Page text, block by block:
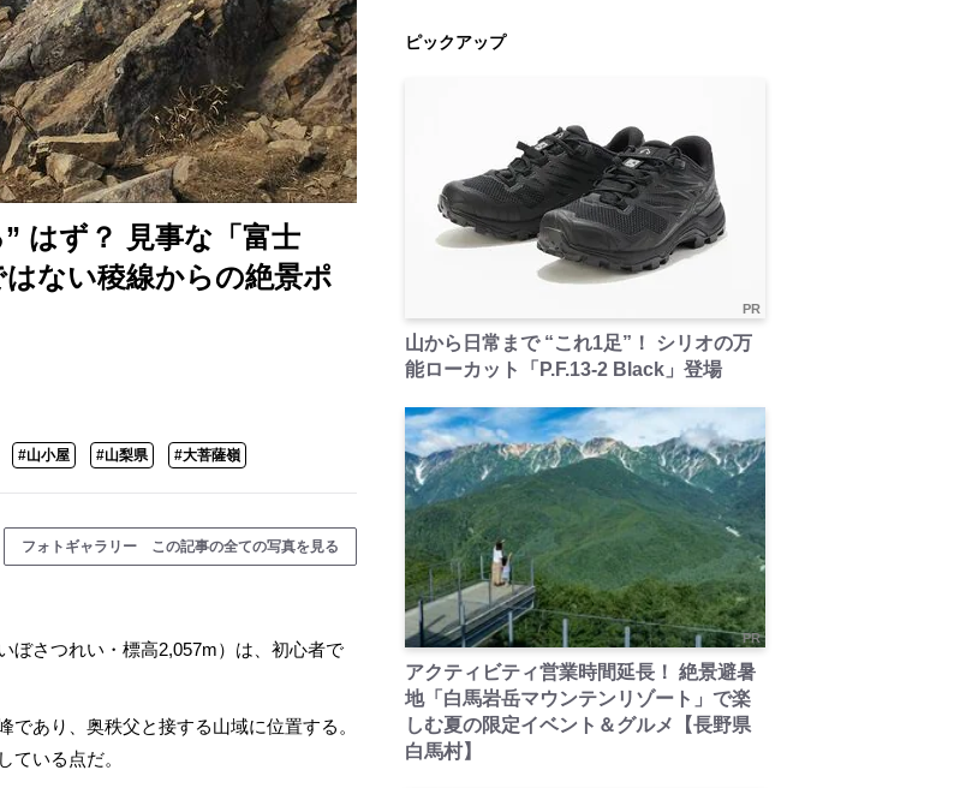
はず？ 見事な「富士
ない稜線からの絶景ポ
#山小屋 #山梨県 #大菩薩嶺
フォトギャラリー この記事の全ての写真を見る
さつれい・標高2,057m）は、初心者で
あり、奥秩父と接する山域に位置する。
ている点だ。
ピックアップ
PR
山から日常まで “これ1足”！ シリオの万
能ローカット「P.F.13-2 Black」登場
PR
アクティビティ営業時間延長！ 絶景避暑
地「白馬岩岳マウンテンリゾート」で楽
しむ夏の限定イベント＆グルメ【長野県
白馬村】